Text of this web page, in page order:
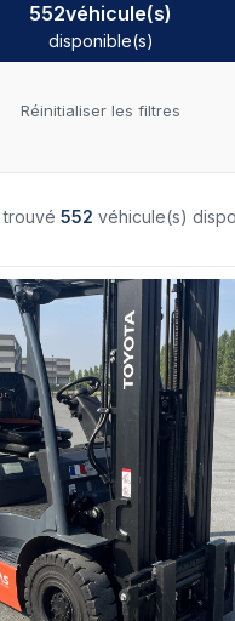
552véhicule(s)
disponible(s)
Réinitialiser les filtres
trouvé 552 véhicule(s)